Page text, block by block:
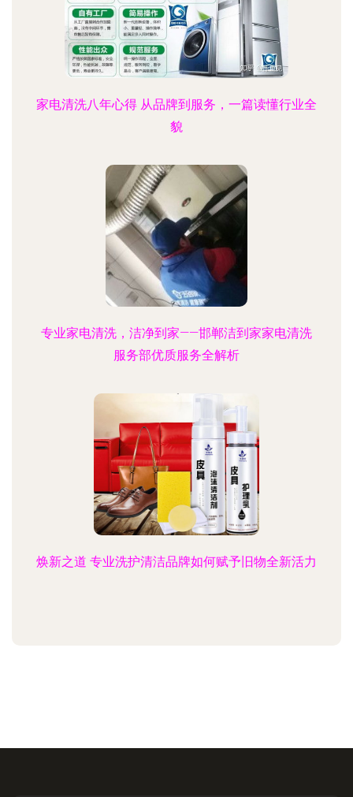
家电清洗八年心得 从品牌到服务，一篇读懂行业全
貌
专业家电清洗，洁净到家——邯郸洁到家家电清洗
服务部优质服务全解析
焕新之道 专业洗护清洁品牌如何赋予旧物全新活力